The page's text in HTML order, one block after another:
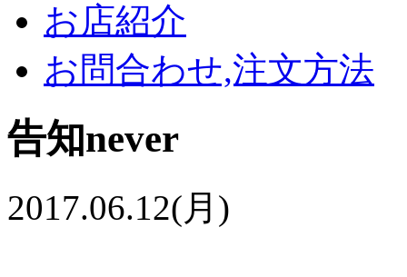
お店紹介
お問合わせ,注文方法
告知never
2017.06.12(月)